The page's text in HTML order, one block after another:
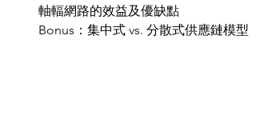
軸輻網路的效益及優缺點
Bonus：集中式 vs. 分散式供應鏈模型